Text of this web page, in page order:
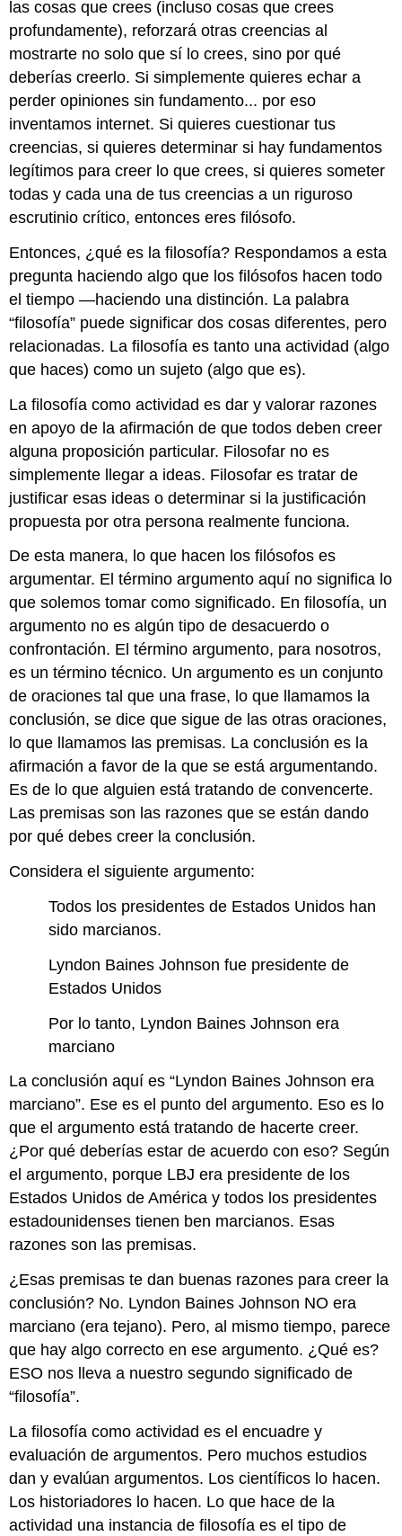
las cosas que crees (incluso cosas que crees
profundamente), reforzará otras creencias al
mostrarte no solo que sí lo crees, sino por qué
deberías creerlo. Si simplemente quieres echar a
perder opiniones sin fundamento... por eso
inventamos internet. Si quieres cuestionar tus
creencias, si quieres determinar si hay fundamentos
legítimos para creer lo que crees, si quieres someter
todas y cada una de tus creencias a un riguroso
escrutinio crítico, entonces eres filósofo.
Entonces, ¿qué es la filosofía? Respondamos a esta
pregunta haciendo algo que los filósofos hacen todo
el tiempo —haciendo una distinción. La palabra
“filosofía” puede significar dos cosas diferentes, pero
relacionadas. La filosofía es tanto una actividad (algo
que haces) como un sujeto (algo que es).
La filosofía como actividad es dar y valorar razones
en apoyo de la afirmación de que todos deben creer
alguna proposición particular. Filosofar no es
simplemente llegar a ideas. Filosofar es tratar de
justificar esas ideas o determinar si la justificación
propuesta por otra persona realmente funciona.
De esta manera, lo que hacen los filósofos es
argumentar. El término argumento aquí no significa lo
que solemos tomar como significado. En filosofía, un
argumento no es algún tipo de desacuerdo o
confrontación. El término argumento, para nosotros,
es un término técnico. Un argumento es un conjunto
de oraciones tal que una frase, lo que llamamos la
conclusión, se dice que sigue de las otras oraciones,
lo que llamamos las premisas. La conclusión es la
afirmación a favor de la que se está argumentando.
Es de lo que alguien está tratando de convencerte.
Las premisas son las razones que se están dando
por qué debes creer la conclusión.
Considera el siguiente argumento:
Todos los presidentes de Estados Unidos han
sido marcianos.
Lyndon Baines Johnson fue presidente de
Estados Unidos
Por lo tanto, Lyndon Baines Johnson era
marciano
La conclusión aquí es “Lyndon Baines Johnson era
marciano”. Ese es el punto del argumento. Eso es lo
que el argumento está tratando de hacerte creer.
¿Por qué deberías estar de acuerdo con eso? Según
el argumento, porque LBJ era presidente de los
Estados Unidos de América y todos los presidentes
estadounidenses tienen ben marcianos. Esas
razones son las premisas.
¿Esas premisas te dan buenas razones para creer la
conclusión? No. Lyndon Baines Johnson NO era
marciano (era tejano). Pero, al mismo tiempo, parece
que hay algo correcto en ese argumento. ¿Qué es?
ESO nos lleva a nuestro segundo significado de
“filosofía”.
La filosofía como actividad es el encuadre y
evaluación de argumentos. Pero muchos estudios
dan y evalúan argumentos. Los científicos lo hacen.
Los historiadores lo hacen. Lo que hace de la
actividad una instancia de filosofía es el tipo de